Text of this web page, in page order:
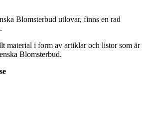
Blomsterbud utlovar, finns en rad
material i form av artiklar och listor som är
Blomsterbud.